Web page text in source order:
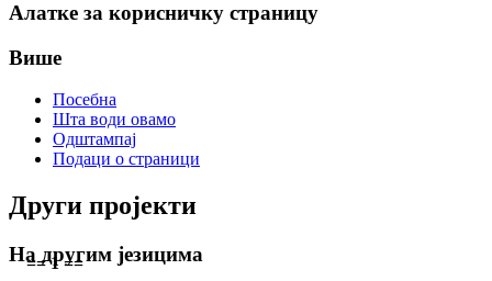
== 1 ==
Алатке за корисничку страницу
Више
Посебна
Шта води овамо
Одштампај
Подаци о страници
Други пројекти
На другим језицима